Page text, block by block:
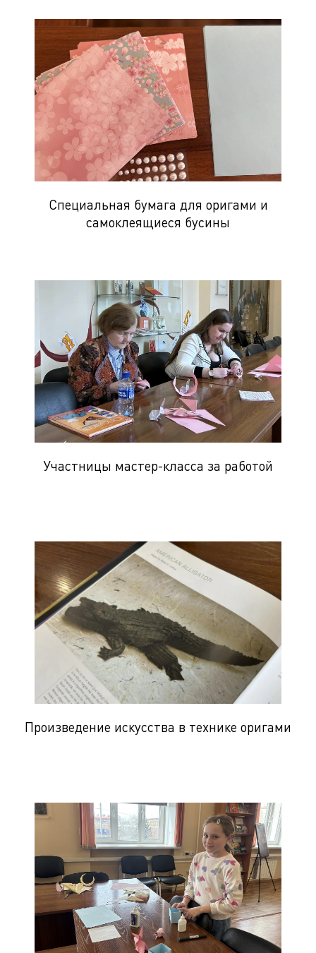
Специальная бумага для оригами и
самоклеящиеся бусины
Участницы мастер-класса за работой
Произведение искусства в технике оригами